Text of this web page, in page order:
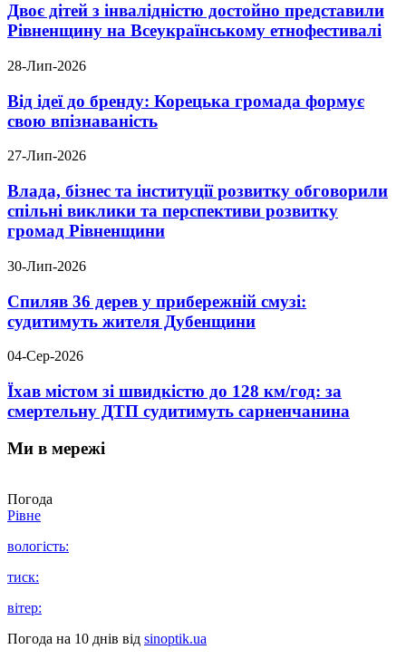
Двоє дітей з інвалідністю достойно представили
Рівненщину на Всеукраїнському етнофестивалі
28-Лип-2026
Від ідеї до бренду: Корецька громада формує
свою впізнаваність
27-Лип-2026
Влада, бізнес та інституції розвитку обговорили
спільні виклики та перспективи розвитку
громад Рівненщини
30-Лип-2026
Спиляв 36 дерев у прибережній смузі:
судитимуть жителя Дубенщини
04-Сер-2026
Їхав містом зі швидкістю до 128 км/год: за
смертельну ДТП судитимуть сарненчанина
Ми в мережі
Погода
Рівне
вологість:
тиск:
вітер:
Погода на 10 днів від sinoptik.ua